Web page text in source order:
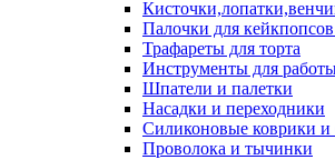
Палочки для
Трафареты для торта
Инструменты для
Шпатели и палетки
Насадки и переходники
Силиконовые коврики и
Проволока и тычинки